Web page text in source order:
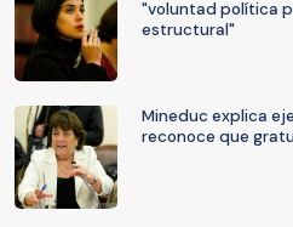
"voluntad política
estructural"
Mineduc explica
reconoce que